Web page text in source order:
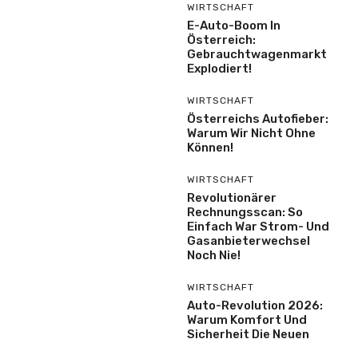
WIRTSCHAFT
E-Auto-Boom In
Österreich:
Gebrauchtwagenmarkt
Explodiert!
WIRTSCHAFT
Österreichs Autofieber:
Warum Wir Nicht Ohne
Können!
WIRTSCHAFT
Revolutionärer
Rechnungsscan: So
Einfach War Strom- Und
Gasanbieterwechsel
Noch Nie!
WIRTSCHAFT
Auto-Revolution 2026:
Warum Komfort Und
Sicherheit Die Neuen